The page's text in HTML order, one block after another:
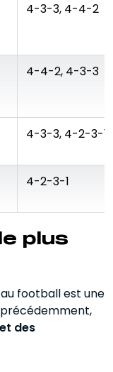
4-3-3, 4-4-2
4-4-2, 4-3-3
4-3-3, 4-2-3-1
4-2-3-1
plus
football est une
des